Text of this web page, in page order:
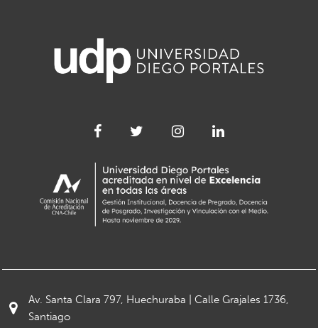
Av. Santa Clara 797, Huechuraba | Calle Grajales 1736,
Santiago